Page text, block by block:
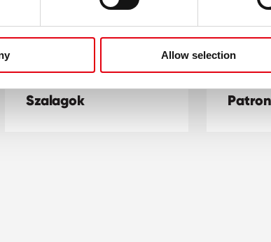
Allow selection
Szalagok